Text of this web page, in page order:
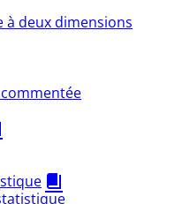
deux dimensions